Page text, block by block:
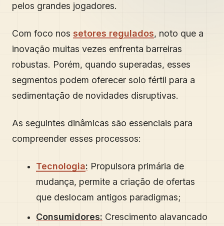
pelos grandes jogadores.
Com foco nos setores regulados, noto que a
inovação muitas vezes enfrenta barreiras
robustas. Porém, quando superadas, esses
segmentos podem oferecer solo fértil para a
sedimentação de novidades disruptivas.
As seguintes dinâmicas são essenciais para
compreender esses processos:
Tecnologia: Propulsora primária de
mudança, permite a criação de ofertas
que deslocam antigos paradigmas;
Consumidores: Crescimento alavancado